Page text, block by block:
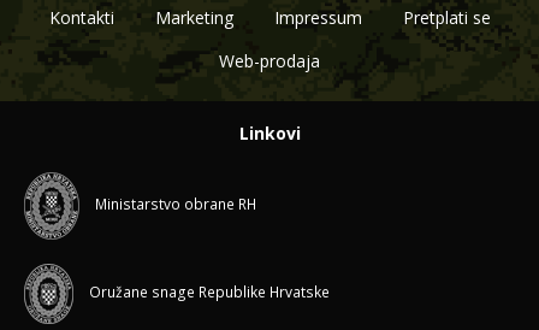
Kontakti Marketing Impressum
Pretplati se
Web-prodaja
Linkovi
Ministarstvo obrane RH
Oružane snage Republike Hrvatske